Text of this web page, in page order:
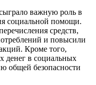
важную роль в
социальной помощи.
средств,
и повысили
Кроме того,
денег в социальных
общей безопасности